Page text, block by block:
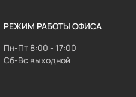
РЕЖИМ РАБОТЫ ОФИСА
Пн-Пт 8:00 - 17:00
Сб-Вс выходной